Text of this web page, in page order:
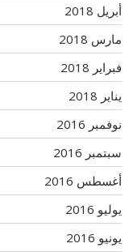
أبريل 2018
مارس 2018
فبراير 2018
يناير 2018
نوفمبر 2016
سبتمبر 2016
أغسطس 2016
يوليو 2016
يونيو 2016